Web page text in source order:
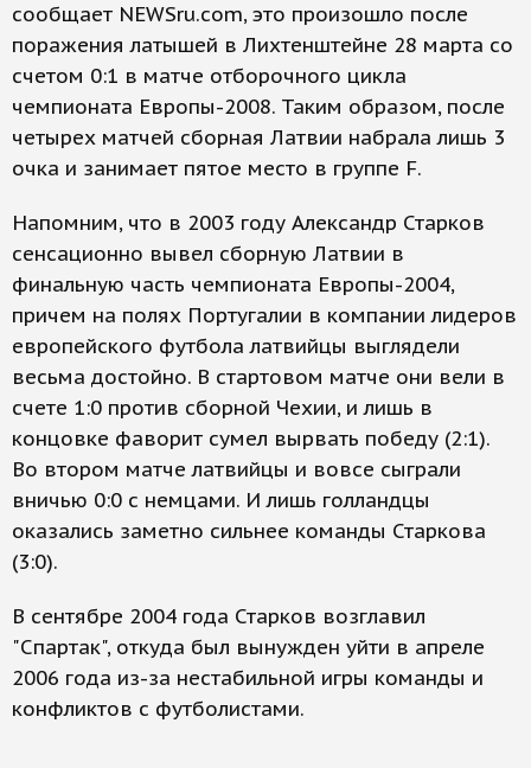
сообщает NEWSru.com, это произошло после
поражения латышей в Лихтенштейне 28 марта со
счетом 0:1 в матче отборочного цикла
чемпионата Европы-2008. Таким образом, после
четырех матчей сборная Латвии набрала лишь 3
очка и занимает пятое место в группе F.
Напомним, что в 2003 году Александр Старков
сенсационно вывел сборную Латвии в
финальную часть чемпионата Европы-2004,
причем на полях Португалии в компании лидеров
европейского футбола латвийцы выглядели
весьма достойно. В стартовом матче они вели в
счете 1:0 против сборной Чехии, и лишь в
концовке фаворит сумел вырвать победу (2:1).
Во втором матче латвийцы и вовсе сыграли
вничью 0:0 с немцами. И лишь голландцы
оказались заметно сильнее команды Старкова
(3:0).
В сентябре 2004 года Старков возглавил
"Спартак", откуда был вынужден уйти в апреле
2006 года из-за нестабильной игры команды и
конфликтов с футболистами.